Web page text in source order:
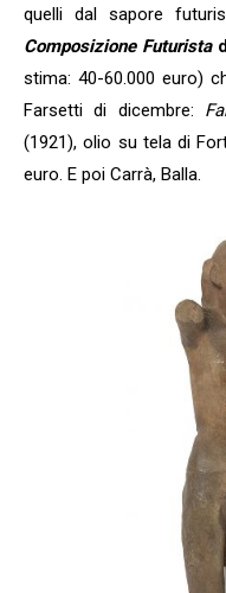
quelli dal sapore
Composizione Futurista
stima: 40-60.000 euro)
Farsetti di dicembre:
(1921), olio su tela di
euro. E poi Carrà, Balla.